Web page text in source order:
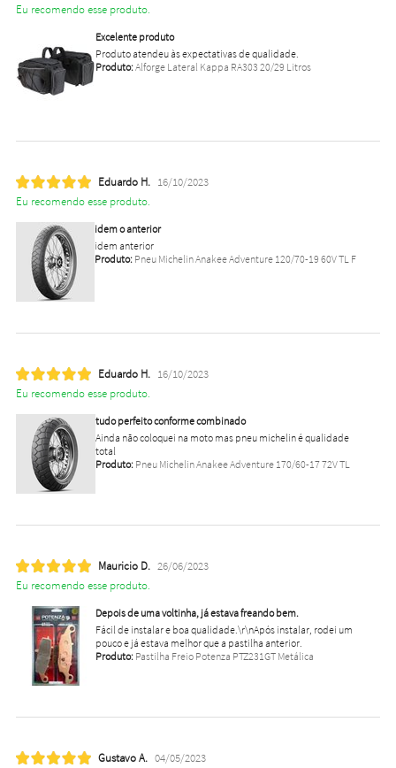
Eu recomendo esse produto.
Excelente produto
Produto atendeu às expectativas de qualidade.
Produto:Alforge Lateral Kappa RA303 20/29 Litros
Eduardo H. 16/10/2023
Eu recomendo esse produto.
idem o anterior
idem anterior
Produto:Pneu Michelin Anakee Adventure 120/70-19 60V TL F
Eduardo H. 16/10/2023
Eu recomendo esse produto.
tudo perfeito conforme combinado
Ainda não coloquei na moto mas pneu michelin é qualidade
total
Produto:Pneu Michelin Anakee Adventure 170/60-17 72V TL
Mauricio D. 26/06/2023
Eu recomendo esse produto.
Depois de uma voltinha, já estava freando bem.
Fácil de instalar e boa qualidade.\r\nApós instalar, rodei um
pouco e já estava melhor que a pastilha anterior.
Produto:Pastilha Freio Potenza PTZ231GT Metálica
Gustavo A. 04/05/2023